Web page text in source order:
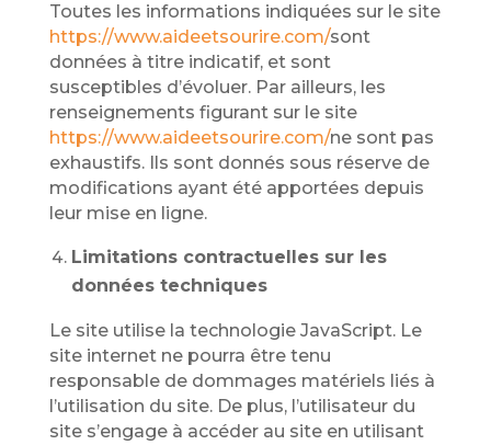
Toutes les informations indiquées sur le site
https://www.aideetsourire.com/sont
données à titre indicatif, et sont
susceptibles d’évoluer. Par ailleurs, les
renseignements figurant sur le site
https://www.aideetsourire.com/ne sont pas
exhaustifs. Ils sont donnés sous réserve de
modifications ayant été apportées depuis
leur mise en ligne.
Limitations contractuelles sur les
données techniques
Le site utilise la technologie JavaScript. Le
site internet ne pourra être tenu
responsable de dommages matériels liés à
l’utilisation du site. De plus, l’utilisateur du
site s’engage à accéder au site en utilisant